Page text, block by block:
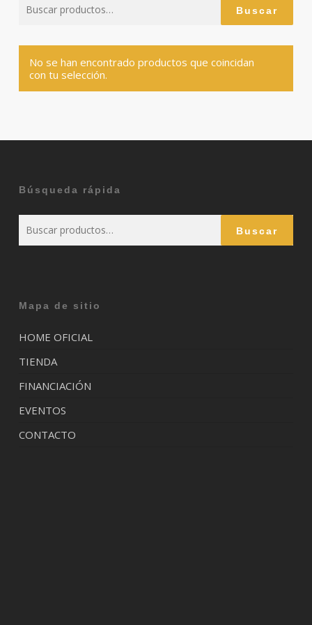
por:
Buscar
No se han encontrado productos que coincidan
con tu selección.
Búsqueda rápida
por:
Buscar
Mapa de sitio
HOME OFICIAL
TIENDA
FINANCIACIÓN
EVENTOS
CONTACTO